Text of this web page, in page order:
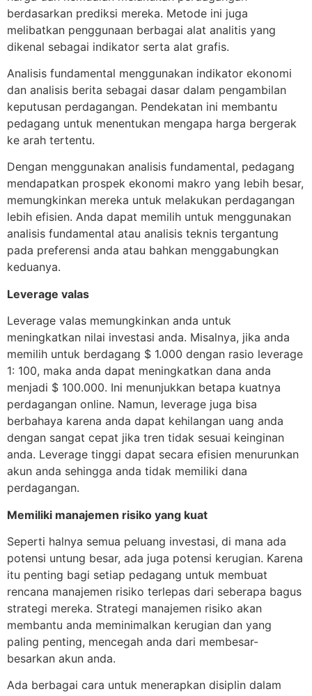
berdasarkan prediksi mereka. Metode ini juga
melibatkan penggunaan berbagai alat analitis yang
dikenal sebagai indikator serta alat grafis.
Analisis fundamental menggunakan indikator ekonomi
dan analisis berita sebagai dasar dalam pengambilan
keputusan perdagangan. Pendekatan ini membantu
pedagang untuk menentukan mengapa harga bergerak
ke arah tertentu.
Dengan menggunakan analisis fundamental, pedagang
mendapatkan prospek ekonomi makro yang lebih besar,
memungkinkan mereka untuk melakukan perdagangan
lebih efisien. Anda dapat memilih untuk menggunakan
analisis fundamental atau analisis teknis tergantung
pada preferensi anda atau bahkan menggabungkan
keduanya.
Leverage valas
Leverage valas memungkinkan anda untuk
meningkatkan nilai investasi anda. Misalnya, jika anda
memilih untuk berdagang $ 1.000 dengan rasio leverage
1: 100, maka anda dapat meningkatkan dana anda
menjadi $ 100.000. Ini menunjukkan betapa kuatnya
perdagangan online. Namun, leverage juga bisa
berbahaya karena anda dapat kehilangan uang anda
dengan sangat cepat jika tren tidak sesuai keinginan
anda. Leverage tinggi dapat secara efisien menurunkan
akun anda sehingga anda tidak memiliki dana
perdagangan.
Memiliki manajemen risiko yang kuat
Seperti halnya semua peluang investasi, di mana ada
potensi untung besar, ada juga potensi kerugian. Karena
itu penting bagi setiap pedagang untuk membuat
rencana manajemen risiko terlepas dari seberapa bagus
strategi mereka. Strategi manajemen risiko akan
membantu anda meminimalkan kerugian dan yang
paling penting, mencegah anda dari membesar-
besarkan akun anda.
Ada berbagai cara untuk menerapkan disiplin dalam